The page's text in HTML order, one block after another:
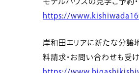
https://
岸和田エリアに新たな分譲
料請求・お問い合わせも受け